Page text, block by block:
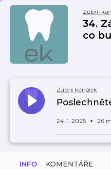
Zubní
34.
co
Zubní kanálek
24. 1. 2025 26
INFO KOMENTÁŘE